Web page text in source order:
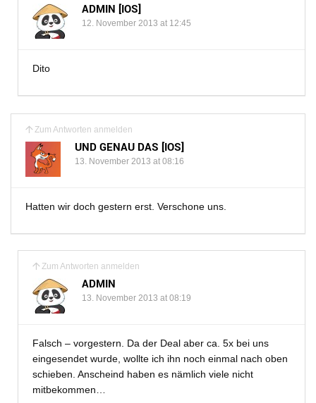
ADMIN [IOS]
12. November 2013 at 12:45
Dito
Zum Antworten anmelden
UND GENAU DAS [IOS]
13. November 2013 at 08:16
Hatten wir doch gestern erst. Verschone uns.
Zum Antworten anmelden
ADMIN
13. November 2013 at 08:19
Falsch – vorgestern. Da der Deal aber ca. 5x bei uns
eingesendet wurde, wollte ich ihn noch einmal nach oben
schieben. Anscheind haben es nämlich viele nicht
mitbekommen…